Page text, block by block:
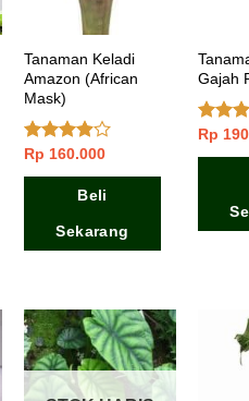
Tanaman Keladi
Amazon (African
Mask)
Dinilai
3.67dari
Rp 160.000
Beli
Sekarang
Gajah
dari 5
Rp